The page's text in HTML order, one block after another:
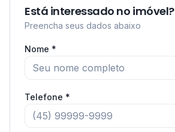
Está interessado no imóvel?
Preencha seus dados abaixo
Nome *
Telefone *